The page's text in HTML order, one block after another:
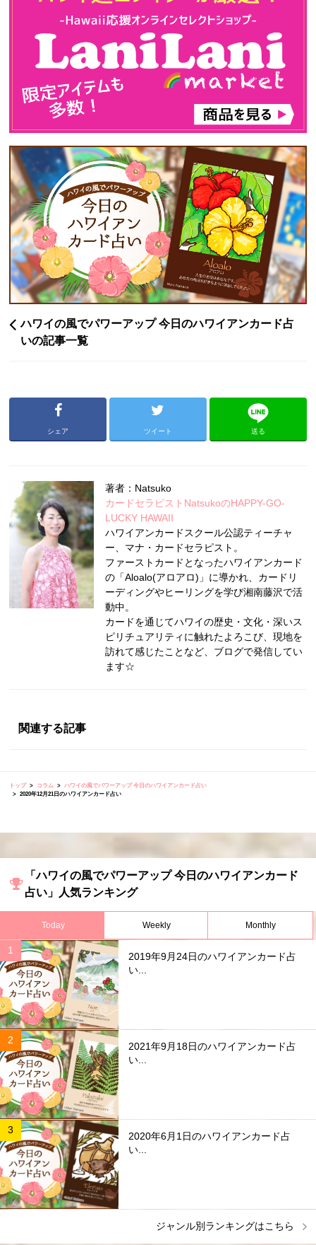
ハワイの風でパワーアップ 今日のハワイアンカード占
いの記事一覧
シェア ツイート 送る
著者：Natsuko
カードセラピストNatsukoのHAPPY-GO-
LUCKY HAWAII
ハワイアンカードスクール公認ティーチャ
ー、マナ・カードセラピスト。
ファーストカードとなったハワイアンカード
の「Aloalo(アロアロ)」に導かれ、カードリ
ーディングやヒーリングを学び湘南藤沢で活
動中。
カードを通じてハワイの歴史・文化・深いス
ピリチュアリティに触れたよろこび、現地を
訪れて感じたことなど、ブログで発信してい
ます☆
関連する記事
トップ コラム
ハワイの風でパワーアップ 今日のハワイアンカード占い
2020年12月21日のハワイアンカード占い
「ハワイの風でパワーアップ 今日のハワイアンカード
占い」人気ランキング
Today Weekly Monthly
2019年9月24日のハワイアンカード占
い...
2021年9月18日のハワイアンカード占
い...
2020年6月1日のハワイアンカード占
い...
ジャンル別ランキングはこちら